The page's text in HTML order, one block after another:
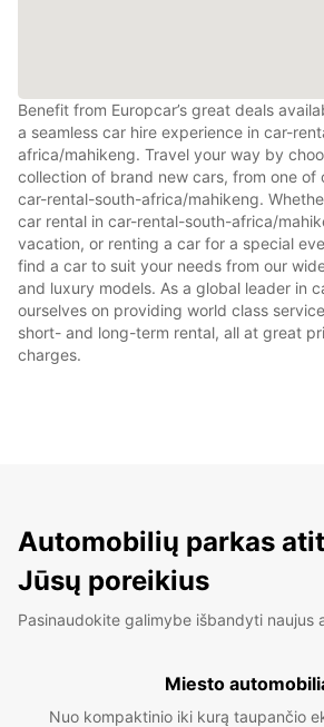
Benefit from Europcar’s great deals
a seamless car hire experience in car-
africa/mahikeng. Travel your way by
collection of brand new cars, from one of
car-rental-south-africa/mahikeng.
car rental in car-rental-south-africa/
vacation, or renting a car for a special
find a car to suit your needs from our
and luxury models. As a global leader in
ourselves on providing world class
short- and long-term rental, all at great
charges.
Automobilių parkas
Jūsų poreikius
Pasinaudokite galimybe išbandyti naujus
Miesto
Nuo kompaktinio iki kurą taupančio